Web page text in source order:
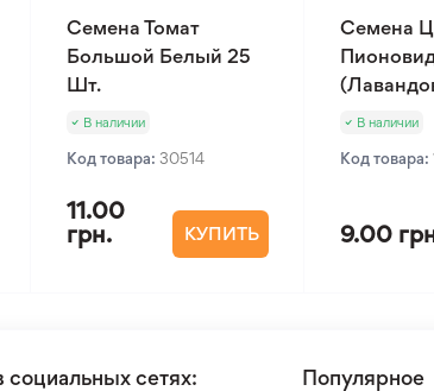
Семена Томат
Большой Белый 25
Шт.
В наличии
Код товара: 30514
11.00
грн.
КУПИТЬ
Семена
В наличии
Код товара:
9.00
сетях: Популярное